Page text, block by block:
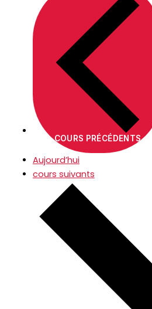
COURS PRÉCÉDENTS
Aujourd’hui
cours suivants